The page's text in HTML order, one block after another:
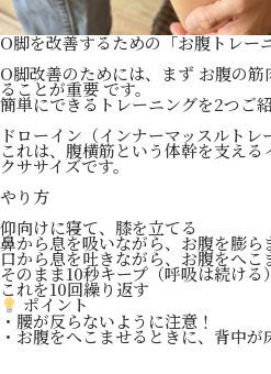
O脚を改善するための「お腹トレー
O脚改善のためには、まず お腹の
ることが重要 です。
簡単にできるトレーニングを2つご
ドローイン（インナーマッスルトレ
これは、腹横筋という体幹を支え
クササイズです。
やり方
仰向けに寝て、膝を立てる
鼻から息を吸いながら、お腹を膨ら
口から息を吐きながら、お腹をへこ
そのまま10秒キープ（呼吸は続ける
これを10回繰り返す
ポイント
・腰が反らないように注意！
・お腹をへこませるときに、背中